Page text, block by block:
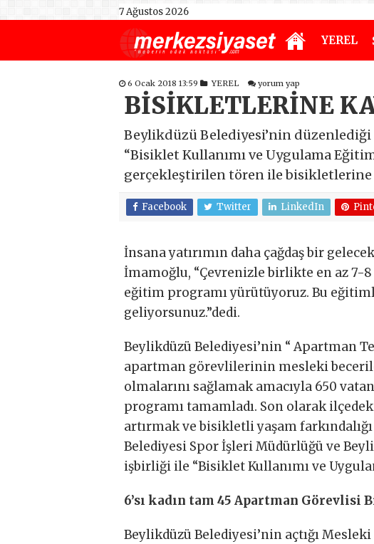
7 Ağustos 2026
YEREL
6 Ocak 2018 13:59 YEREL yorum yap
BİSİKLETLERİNE
Beylikdüzü Belediyesi’nin
“Bisiklet Kullanımı ve Uygulama
gerçekleştirilen tören ile bisikletlerine
Facebook Twitter LinkedIn
İnsana yatırımın daha çağdaş bir
İmamoğlu, “Çevrenizle birlikte en az
eğitim programı yürütüyoruz. Bu
geliyorsunuz.”dedi.
Beylikdüzü Belediyesi’nin “ Apartman
apartman görevlilerinin mesleki
olmalarını sağlamak amacıyla 650
programı tamamladı. Son olarak
artırmak ve bisikletli yaşam
Belediyesi Spor İşleri Müdürlüğü ve
işbirliği ile “Bisiklet Kullanımı ve
6’sı kadın tam 45 Apartman
Beylikdüzü Belediyesi’nin açtığı